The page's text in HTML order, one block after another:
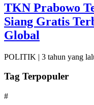
TKN Prabowo
Siang Gratis
Global
POLITIK | 3 tahun yang
Tag Terpopuler
#